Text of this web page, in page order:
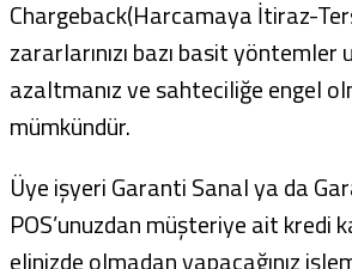
Chargeback(Harcamaya İtiraz-
zararlarınızı bazı basit
azaltmanız ve sahteciliğe engel
mümkündür.
Üye işyeri Garanti Sanal ya da
POS’unuzdan müşteriye ait kredi
elinizde olmadan yapacağınız